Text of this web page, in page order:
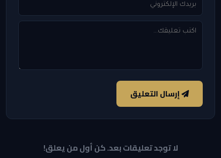
إرسال التعليق
لا توجد تعليقات بعد. كن أول من يعلق!